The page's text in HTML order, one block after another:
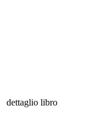
dettaglio libro